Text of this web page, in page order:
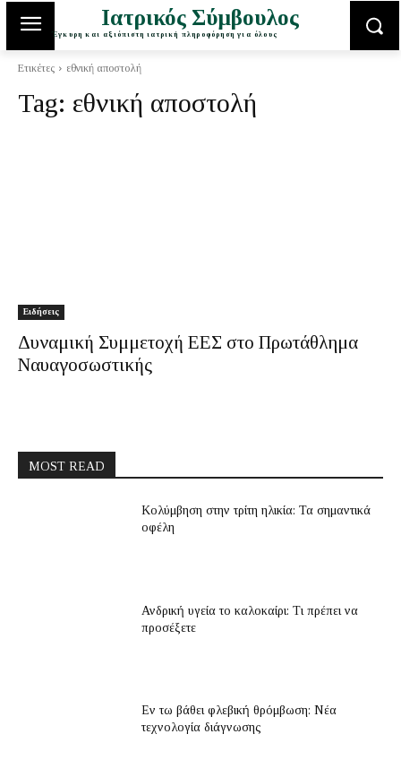
Ιατρικός Σύμβουλος
Έγκυρη και αξιόπιστη ιατρική πληροφόρηση για όλους
Ετικέτες εθνική αποστολή
Tag: εθνική αποστολή
Ειδήσεις
Δυναμική Συμμετοχή ΕΕΣ στο Πρωτάθλημα
Ναυαγοσωστικής
MOST READ
Κολύμβηση στην τρίτη ηλικία: Τα σημαντικά
οφέλη
Ανδρική υγεία το καλοκαίρι: Τι πρέπει να
προσέξετε
Εν τω βάθει φλεβική θρόμβωση: Νέα
τεχνολογία διάγνωσης